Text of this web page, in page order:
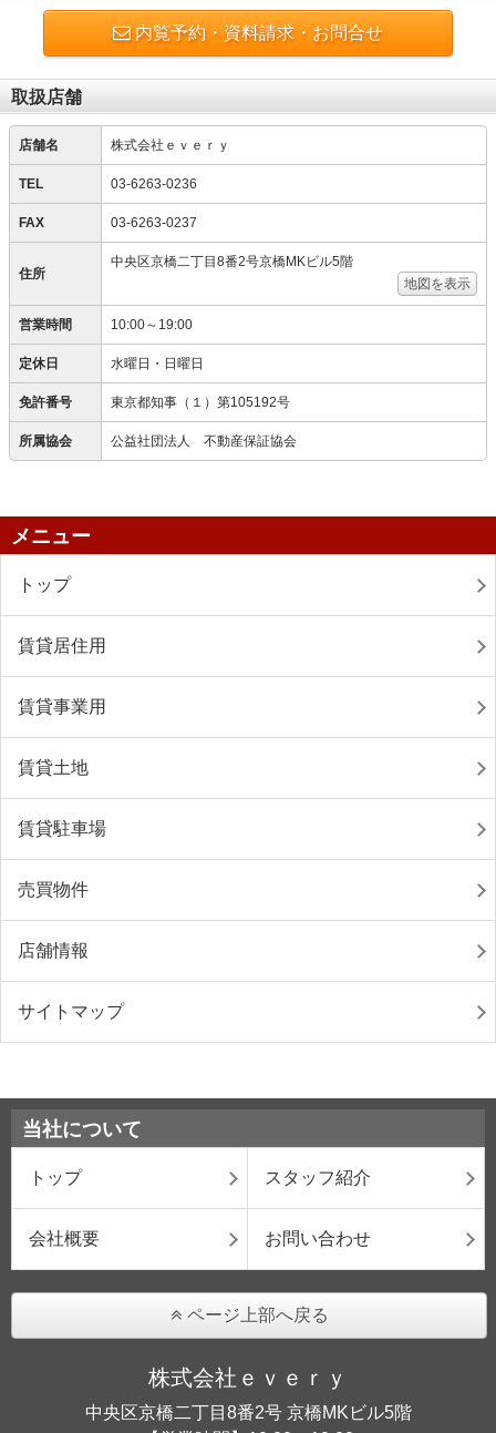
内覧予約・資料請求・お問合せ
取扱店舗
店舗名 株式会社ｅｖｅｒｙ
TEL 03-6263-0236
FAX 03-6263-0237
住所
中央区京橋二丁目8番2号京橋MKビル5階
地図を表示
営業時間 10:00～19:00
定休日 水曜日・日曜日
免許番号 東京都知事（１）第105192号
所属協会 公益社団法人 不動産保証協会
メニュー
トップ
賃貸居住用
賃貸事業用
賃貸土地
賃貸駐車場
売買物件
店舗情報
サイトマップ
当社について
トップ スタッフ紹介
会社概要 お問い合わせ
ページ上部へ戻る
株式会社ｅｖｅｒｙ
中央区京橋二丁目8番2号 京橋MKビル5階